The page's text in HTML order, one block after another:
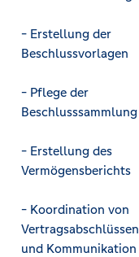
- Erstellung der
Beschlussvorlagen
- Pflege der
Beschlusssammlung
- Erstellung des
Vermögensberichts
- Koordination von
Vertragsabschlüssen
und Kommunikation